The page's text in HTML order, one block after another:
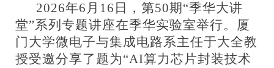
2026年6月16日，第50期“季华大讲
堂”系列专题讲座在季华实验室举行。厦
门大学微电子与集成电路系主任于大全教
授受邀分享了题为“AI算力芯片封装技术